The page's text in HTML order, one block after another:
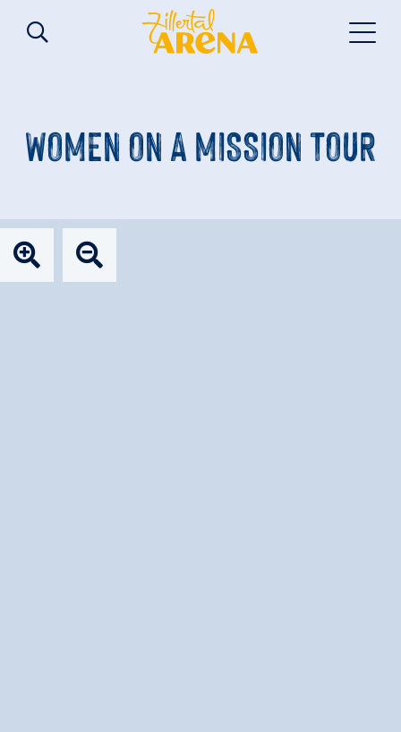
WOMEN ON A MISSION TOUR